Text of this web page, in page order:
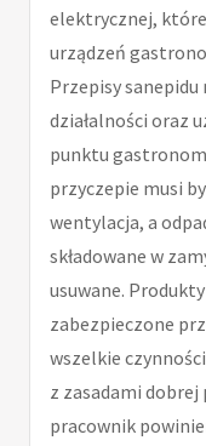
elektrycznej,
urządzeń
Przepisy
działalności oraz
punktu
przyczepie musi
wentylacja, a
składowane w
usuwane.
zabezpieczone
wszelkie
z zasadami
pracownik